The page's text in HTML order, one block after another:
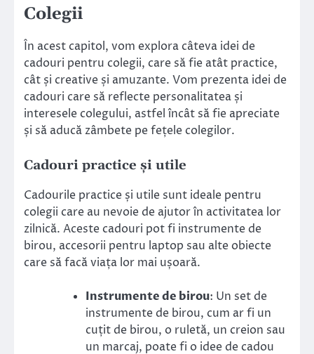
Colegii
În acest capitol, vom explora câteva idei de
cadouri pentru colegii, care să fie atât practice,
cât și creative și amuzante. Vom prezenta idei de
cadouri care să reflecte personalitatea și
interesele colegului, astfel încât să fie apreciate
și să aducă zâmbete pe fețele colegilor.
Cadouri practice și utile
Cadourile practice și utile sunt ideale pentru
colegii care au nevoie de ajutor în activitatea lor
zilnică. Aceste cadouri pot fi instrumente de
birou, accesorii pentru laptop sau alte obiecte
care să facă viața lor mai ușoară.
Instrumente de birou: Un set de
instrumente de birou, cum ar fi un
cuțit de birou, o ruletă, un creion sau
un marcaj, poate fi o idee de cadou